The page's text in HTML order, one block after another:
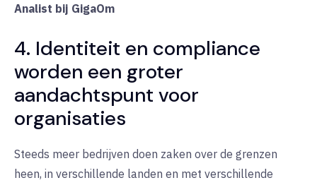
Analist bij GigaOm
4. Identiteit en compliance
worden een groter
aandachtspunt voor
organisaties
Steeds meer bedrijven doen zaken over de grenzen
heen, in verschillende landen en met verschillende